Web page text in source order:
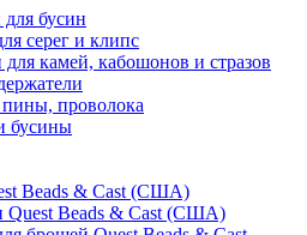
бусин
серег и клипс
для камей, кабошонов и стразов
проволока
бусины
Beads & Cast (США)
Quest Beads & Cast (США)